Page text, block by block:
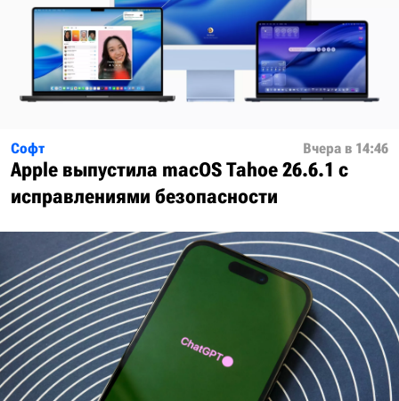
Софт Вчера в 14:46
Apple выпустила macOS Tahoe 26.6.1 с
исправлениями безопасности